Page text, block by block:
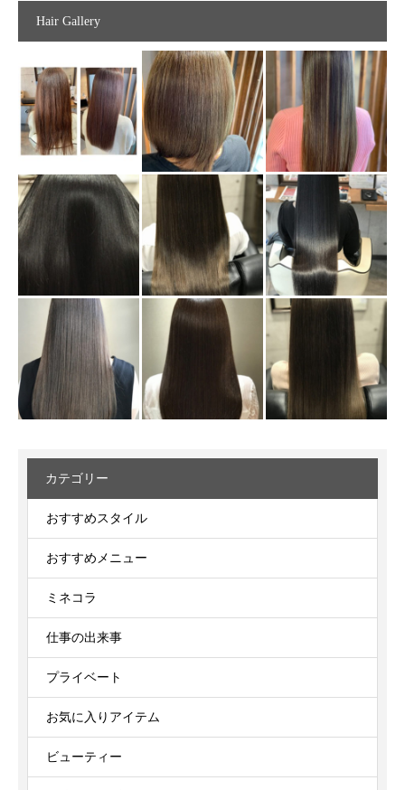
Hair Gallery
カテゴリー
おすすめスタイル
おすすめメニュー
ミネコラ
仕事の出来事
プライベート
お気に入りアイテム
ビューティー